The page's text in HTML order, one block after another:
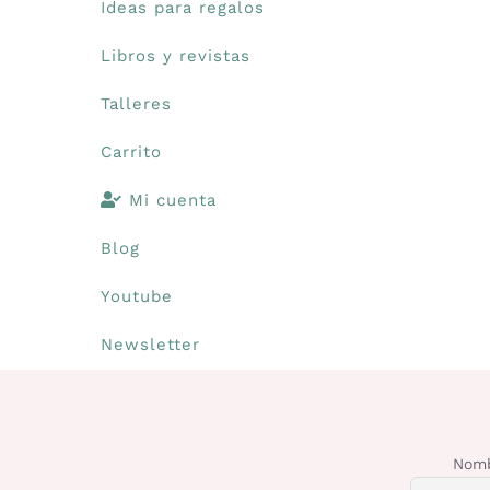
Ideas para regalos
Libros y revistas
Talleres
Carrito
Mi cuenta
Blog
Youtube
Newsletter